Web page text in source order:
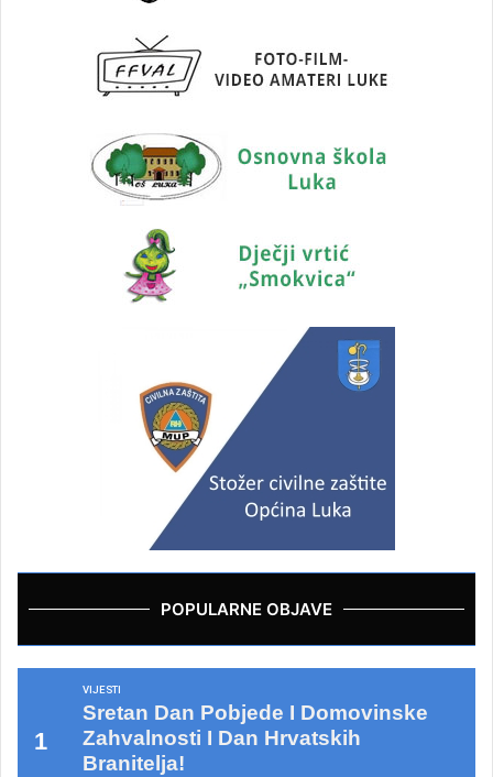
POPULARNE OBJAVE
VIJESTI
Sretan Dan Pobjede I Domovinske
Zahvalnosti I Dan Hrvatskih
Branitelja!